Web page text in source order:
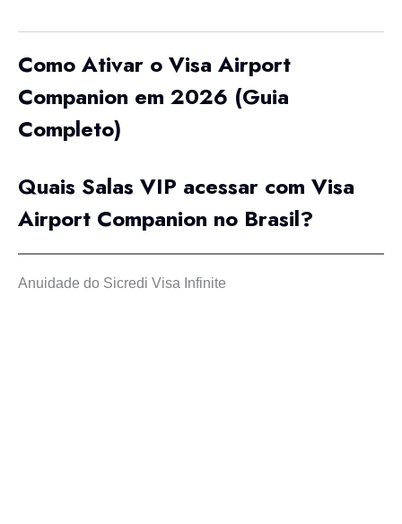
Como Ativar o Visa Airport
Companion em 2026 (Guia
Completo)
Quais Salas VIP acessar com Visa
Airport Companion no Brasil?
Anuidade do Sicredi Visa Infinite